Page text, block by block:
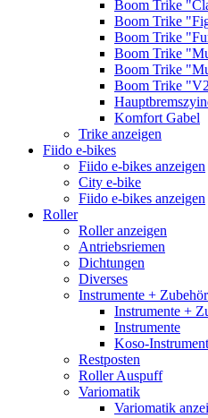
Boom Trike
Boom Trike
Boom Trike
Boom Trike
Boom Trike
Boom Trike
Komfort Gabel
Trike anzeigen
Fiido e-bikes
Fiido e-bikes anzeigen
City e-bike
Fiido e-bikes anzeigen
Roller
Roller anzeigen
Antriebsriemen
Dichtungen
Diverses
Instrumente + Zubehör
Instrumente +
Instrumente
Koso-
Restposten
Roller Auspuff
Variomatik
Variomatik